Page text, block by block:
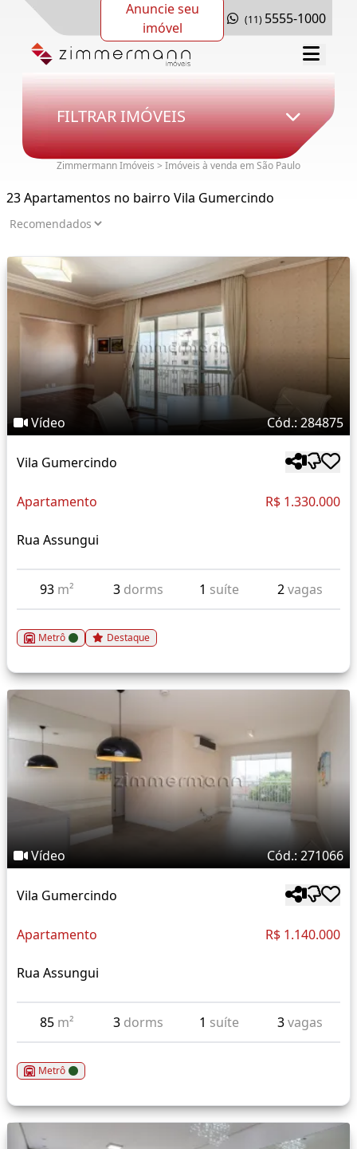
Anuncie seu
imóvel
(11) 5555-1000
FILTRAR IMÓVEIS
Zimmermann Imóveis > Imóveis à venda em São Paulo
23 Apartamentos no bairro Vila Gumercindo
Vídeo Cód.: 284875
Vila Gumercindo
Apartamento R$ 1.330.000
Rua Assungui
93 m² 3 dorms 1 suíte 2vagas
Metrô Destaque
Vídeo Cód.: 271066
Vila Gumercindo
Apartamento R$ 1.140.000
Rua Assungui
85 m² 3 dorms 1 suíte 3vagas
Metrô